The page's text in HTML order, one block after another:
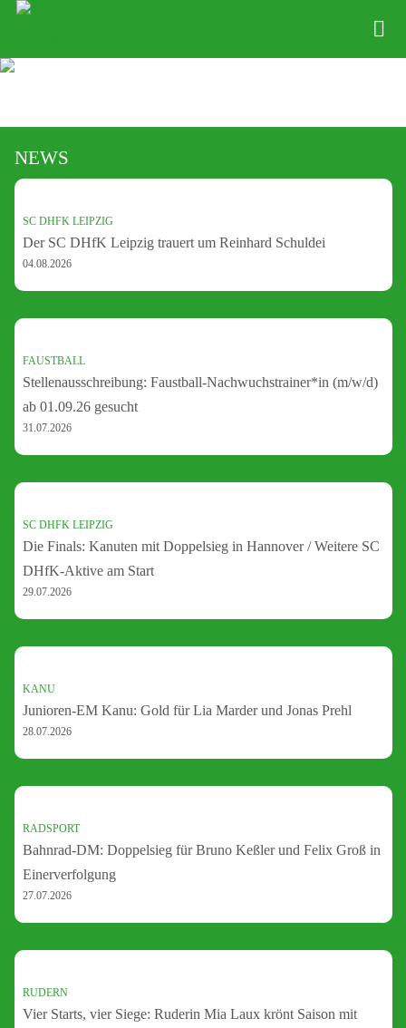
Zum
springen
Abteilungen
NEWS
SC DHFK LEIPZIG
Der SC DHfK Leipzig trauert um Reinhard Schuldei
04.08.2026
FAUSTBALL
Stellenausschreibung: Faustball-Nachwuchstrainer*in (m/w/d)
ab 01.09.26 gesucht
31.07.2026
SC DHFK LEIPZIG
Die Finals: Kanuten mit Doppelsieg in Hannover / Weitere SC
DHfK-Aktive am Start
29.07.2026
KANU
Junioren-EM Kanu: Gold für Lia Marder und Jonas Prehl
28.07.2026
RADSPORT
Bahnrad-DM: Doppelsieg für Bruno Keßler und Felix Groß in
Einerverfolgung
27.07.2026
RUDERN
Vier Starts, vier Siege: Ruderin Mia Laux krönt Saison mit